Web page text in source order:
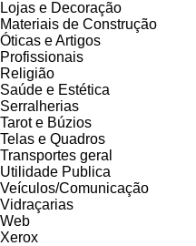
Lojas e Decoração
Materiais de Construção
Óticas e Artigos
Profissionais
Religião
Saúde e Estética
Serralherias
Tarot e Búzios
Telas e Quadros
Transportes geral
Utilidade Publica
Veículos/Comunicação
Vidraçarias
Web
Xerox